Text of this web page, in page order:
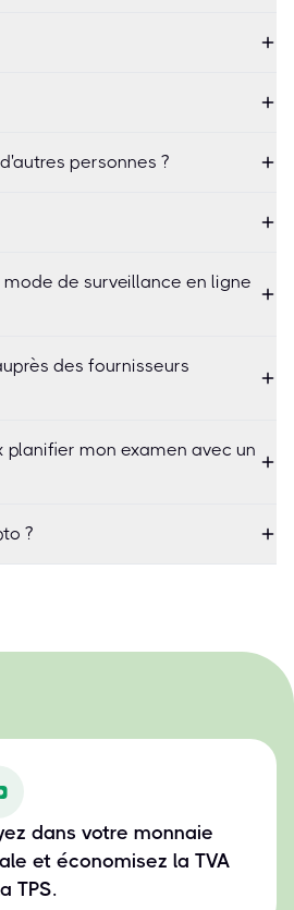
personnes ?
de surveillance en ligne
des fournisseurs
mon examen avec un
?
dans votre monnaie
et économisez la TVA
TPS.